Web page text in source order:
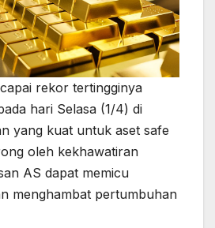
rekor tertingginya
hari Selasa (1/4) di
yang kuat untuk aset safe
oleh kekhawatiran
AS dapat memicu
menghambat pertumbuhan